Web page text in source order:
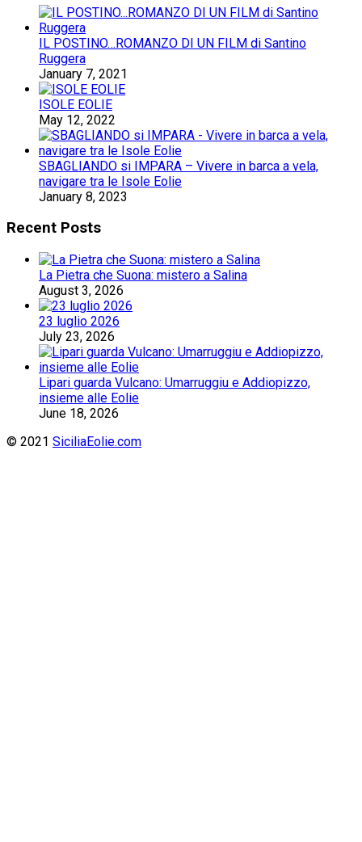
IL POSTINO…ROMANZO DI UN FILM di Santino
Ruggera
January 7, 2021
ISOLE EOLIE
May 12, 2022
SBAGLIANDO si IMPARA – Vivere in barca a vela,
navigare tra le Isole Eolie
January 8, 2023
Recent Posts
La Pietra che Suona: mistero a Salina
August 3, 2026
23 luglio 2026
July 23, 2026
Lipari guarda Vulcano: Umarruggiu e Addiopizzo,
insieme alle Eolie
June 18, 2026
© 2021 SiciliaEolie.com